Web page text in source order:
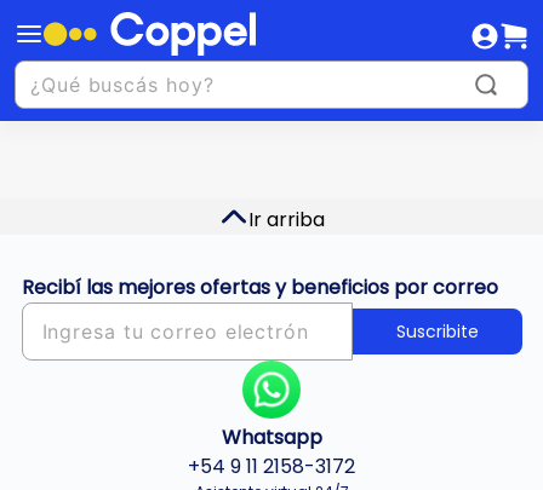
Ir arriba
Recibí las mejores ofertas y beneficios por correo
Suscribite
Whatsapp
+54 9 11 2158-3172